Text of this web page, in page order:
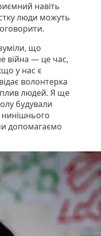
навіть
люди можуть
що
війна — це час,
у нас є
волонтерка
людей. Я ще
будували
нинішнього
допомагаємо